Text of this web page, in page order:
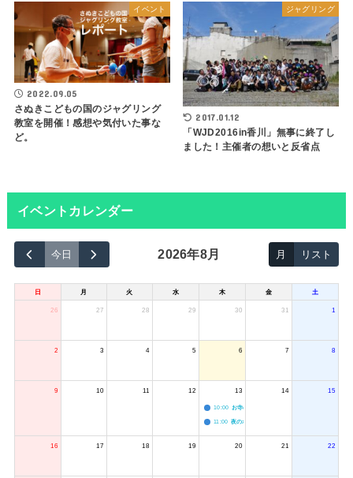
イベント
2022.09.05
さぬきこどもの国のジャグリング
教室を開催！感想や気付いた事な
ど。
ジャグリング
2017.01.12
「WJD2016in香川」無事に終了し
ました！主催者の想いと反省点
イベントカレンダー
今日 2026年8月 月 リスト
日 月 火 水 木 金 土
26 27 28 29 30 31 1
2 3 4 5 6 7 8
9 10 11 12 13
10:00 お寺のジャグリング教室
11:00 夜のボードゲーム会
14 15
16 17 18 19 20 21 22